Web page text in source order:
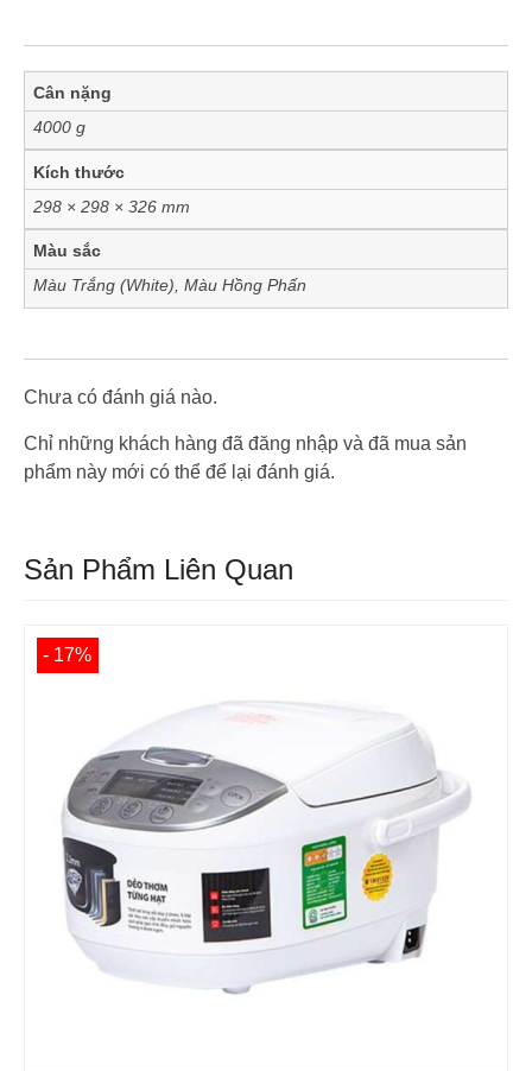
Cân nặng
4000 g
Kích thước
298 × 298 × 326 mm
Màu sắc
Màu Trắng (White),Màu Hồng Phấn
Chưa có đánh giá nào.
Chỉ những khách hàng đã đăng nhập và đã mua sản
phẩm này mới có thể để lại đánh giá.
Sản Phẩm Liên Quan
- 17%